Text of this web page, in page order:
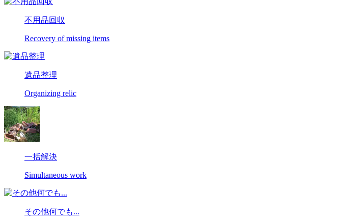
不用品回収
Recovery of missing items
遺品整理
Organizing relic
一括解決
Simultaneous work
その他何でも...